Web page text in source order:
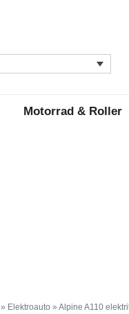
Motorrad & Roller
» Elektroauto » Alpine A110